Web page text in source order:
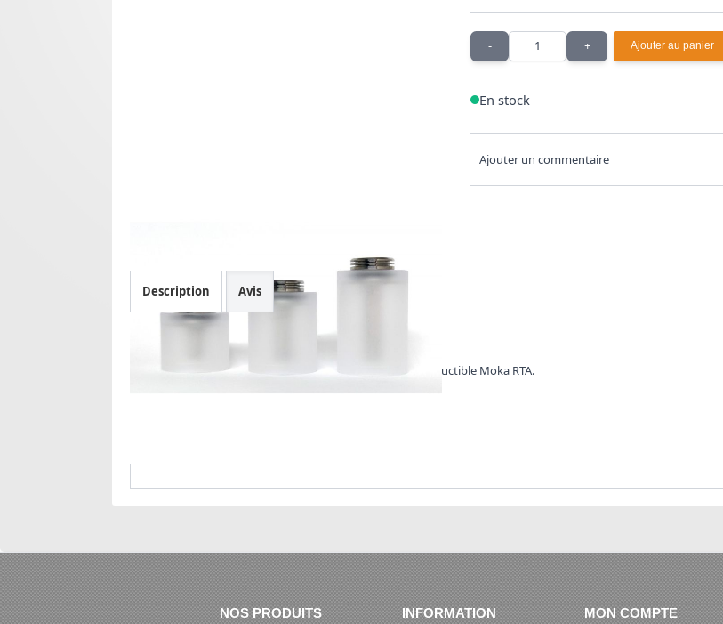
Quantité
- + Ajouter au panier
En stock
Ajouter un commentaire
Description Avis
Tank de remplacement pour votre atomiseur reconstructible Moka RTA.
tank Moka RTAest disponible en :
NOS PRODUITS INFORMATION MON COMPTE